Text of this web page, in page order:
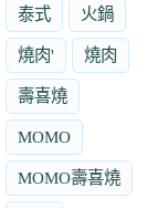
泰式 火鍋
燒肉' 燒肉
壽喜燒
MOMO
MOMO壽喜燒